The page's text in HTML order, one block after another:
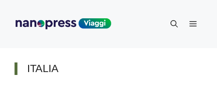
contenuto
Menu
ITALIA